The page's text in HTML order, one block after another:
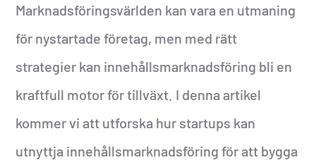
Marknadsföringsvärlden kan vara en utmaning
för nystartade företag, men med rätt
strategier kan innehållsmarknadsföring bli en
kraftfull motor för tillväxt. I denna artikel
kommer vi att utforska hur startups kan
utnyttja innehållsmarknadsföring för att bygga